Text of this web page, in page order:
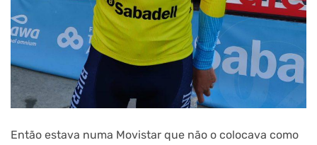
Então estava numa Movistar que não o colocava como